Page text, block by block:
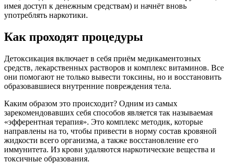
имея доступ к денежным средствам) и начнёт вновь
употреблять наркотики.
Как проходят процедуры
Детоксикация включает в себя приём медикаментозных
средств, лекарственных растворов и комплекс витаминов. Все
они помогают не только вывести токсины, но и восстановить
образовавшиеся внутренние повреждения тела.
Каким образом это происходит? Одним из самых
зарекомендовавших себя способов является так называемая
«эфферентная терапия». Это комплекс методик, которые
направлены на то, чтобы привести в норму состав кровяной
жидкости всего организма, а также восстановление его
иммунитета. Из крови удаляются наркотические вещества и
токсичные образования.